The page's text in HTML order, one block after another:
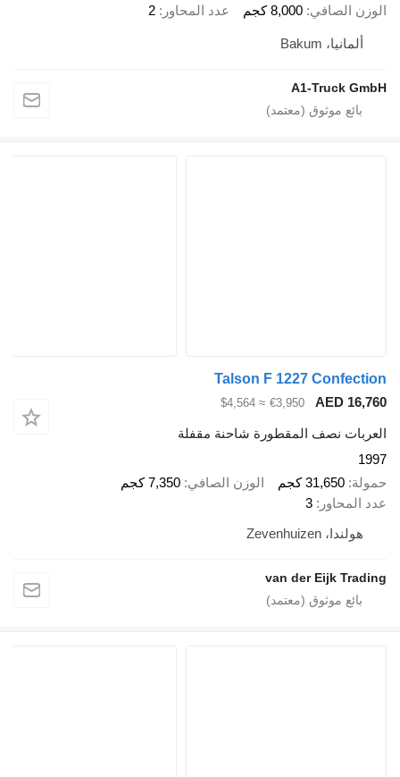
الصافي 8,000 كجم عدد المحاور 2
ألمانيا، Bakum
A1-Truck
Talson F 1227
AED
€3,950
≈ $4,564
نصف المقطورة شاحنة مقفلة
31,650 كجم الوزن الصافي 7,350 كجم
المحاور 3
هولندا، Zevenhuizen
van der Eijk